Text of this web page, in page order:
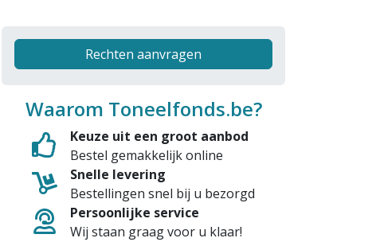
Rechten aanvragen
Waarom Toneelfonds.be?
Keuze uit een groot aanbod
Bestel gemakkelijk online
Snelle levering
Bestellingen snel bij u bezorgd
Persoonlijke service
Wij staan graag voor u klaar!